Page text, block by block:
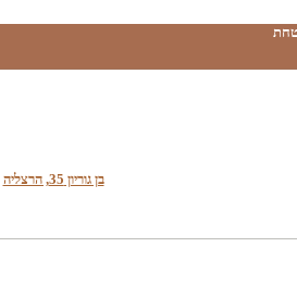
בן גוריון 35, הרצליה